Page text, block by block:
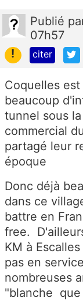
Publié
07h57
!
citer
Coquelles
beaucoup
tunnel sous
commercial
partagé leur
époque
Donc déjà
dans ce
battre en
free.
KM à
pas en
nombreuses
"blanche que